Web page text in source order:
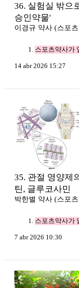
36. 실험실 밖으
승인약물'
이경규 약사 (스포
스포츠약사가
14 abr 2026 15:27
35. 관절 영양제
틴, 글루코사민
박한별 약사 (스포
스포츠약사가
7 abr 2026 10:30